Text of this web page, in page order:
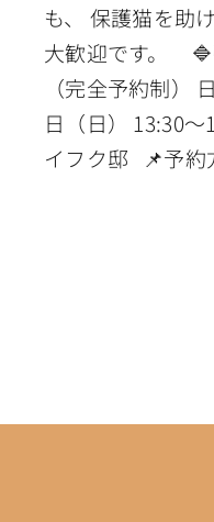
も、 保護猫を助
大歓迎です。 🔷
（完全予約制）
日（日） 13:30
イフク邸 📌予約